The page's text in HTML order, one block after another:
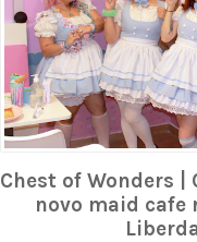
Chest of Wonders |
novo maid cafe